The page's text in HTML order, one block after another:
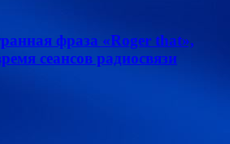
фраза «Roger that»,
сеансов радиосвязи